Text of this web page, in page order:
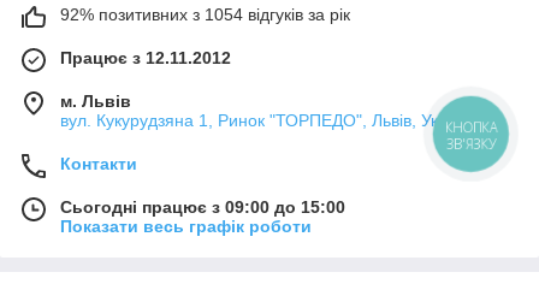
92% позитивних з 1054 відгуків за рік
Працює з 12.11.2012
м. Львів
вул. Кукурудзяна 1, Ринок "ТОРПЕДО", Львів, Україна
Контакти
Сьогодні працює з 09:00 до 15:00
Показати весь графік роботи
КНОПКА
ЗВ'ЯЗКУ